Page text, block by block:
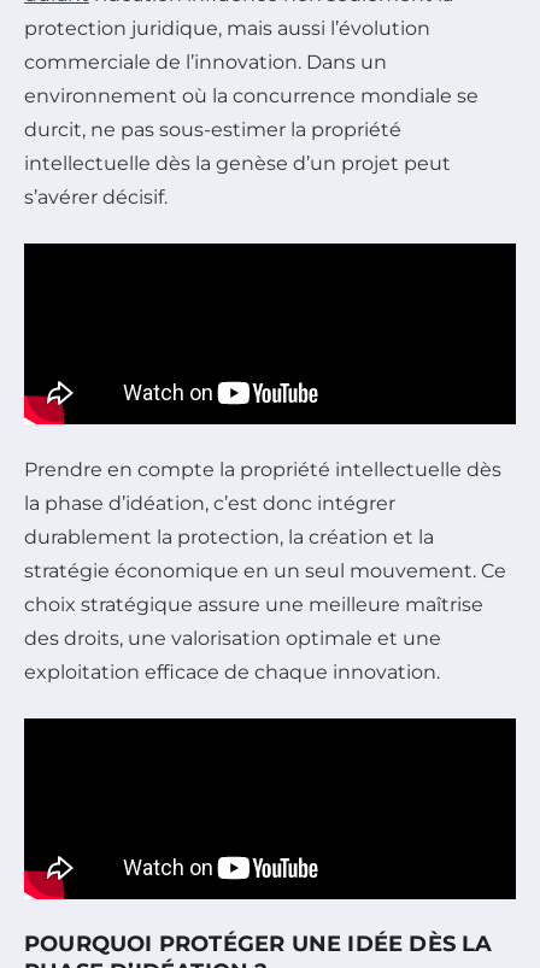
protection juridique, mais aussi l’évolution
commerciale de l’innovation. Dans un
environnement où la concurrence mondiale se
durcit, ne pas sous-estimer la propriété
intellectuelle dès la genèse d’un projet peut
s’avérer décisif.
Prendre en compte la propriété intellectuelle dès
la phase d’idéation, c’est donc intégrer
durablement la protection, la création et la
stratégie économique en un seul mouvement. Ce
choix stratégique assure une meilleure maîtrise
des droits, une valorisation optimale et une
exploitation efficace de chaque innovation.
POURQUOI PROTÉGER UNE IDÉE DÈS LA